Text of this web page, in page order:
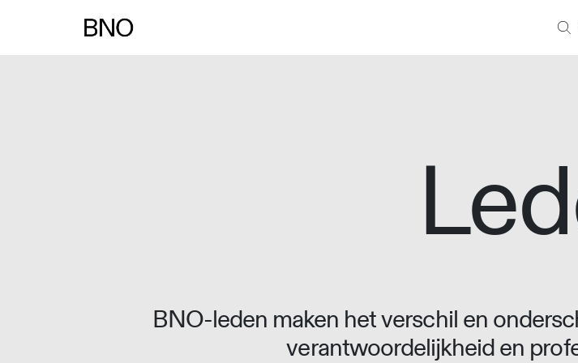
BNO-leden maken het verschil en
verantwoordelijkheid en